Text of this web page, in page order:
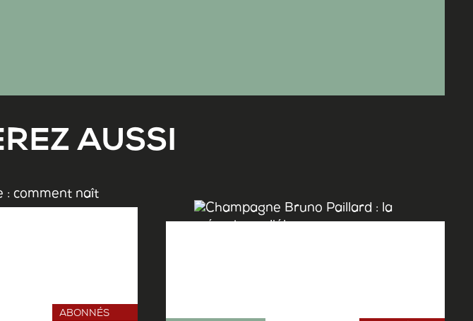
AUSSI
ABONNÉS